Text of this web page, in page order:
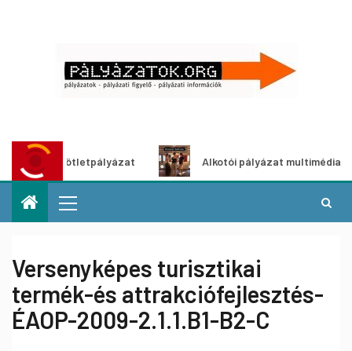
ötletpályázat Alkotói pályázat multimédia-
Versenyképes turisztikai
termék-és attrakciófejlesztés-
ÉAOP-2009-2.1.1.B1-B2-C